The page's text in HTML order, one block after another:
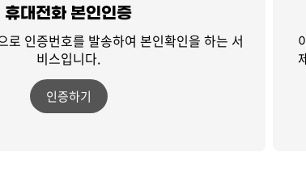
휴대전화 본인인증
로 인증번호를 발송하여본인확인을 하는 서
비스입니다.
인증하기